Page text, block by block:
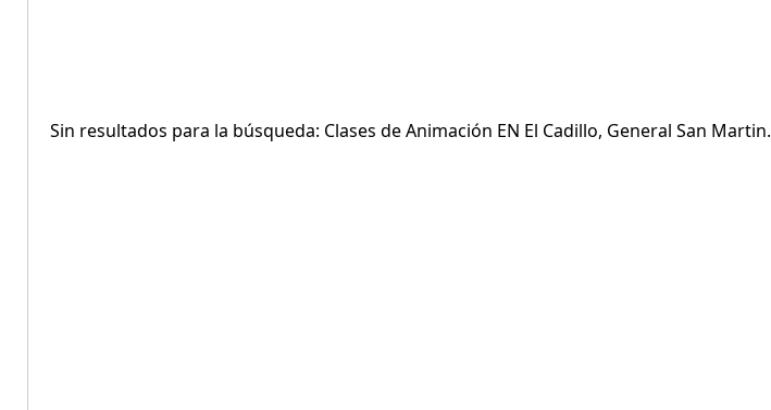
Sin resultados para la búsqueda: Clases de Animación EN El Cadillo, General San Martin.